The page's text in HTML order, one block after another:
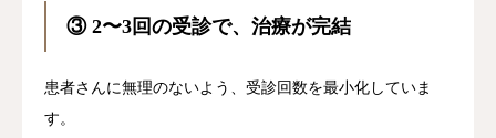
③ 2〜3回の受診で、治療が完結
患者さんに無理のないよう、受診回数を最小化していま
す。